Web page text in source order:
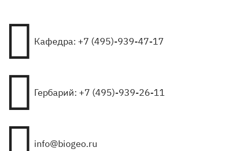
 Кафедра: +7 (495)-939-47-17
 Гербарий: +7 (495)-939-26-11
info@biogeo.ru